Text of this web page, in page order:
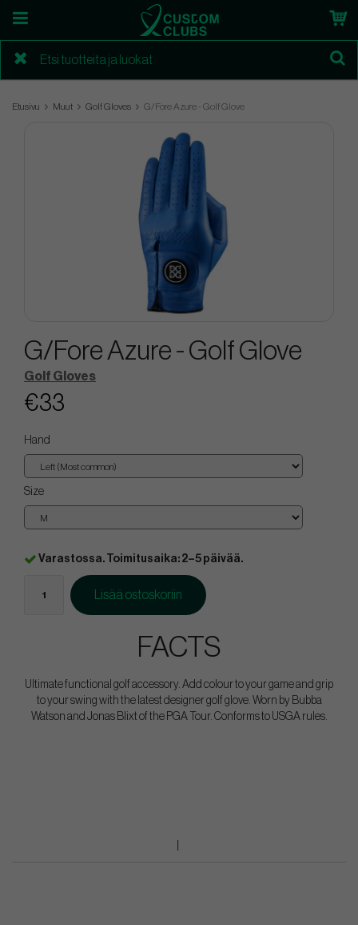
Etusivu Muut Golf Gloves G/Fore Azure - Golf Glove
G/Fore Azure - Golf Glove
Golf Gloves
€33
Hand
Size
Varastossa. Toimitusaika: 2–5 päivää.
Lisää ostoskoriin
FACTS
Ultimate functional golf accessory. Add colour to your game and grip
to your swing with the latest designer golf glove. Worn by Bubba
Watson and Jonas Blixt of the PGA Tour. Conforms to USGA rules.